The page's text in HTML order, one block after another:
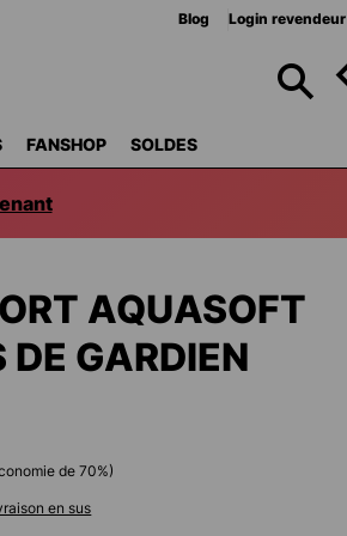
Blog Login revendeur
FANSHOP SOLDES
AQUASOFT
DE GARDIEN
de70%)
en sus